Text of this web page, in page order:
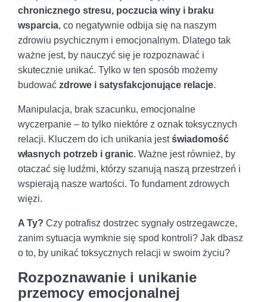
chronicznego stresu, poczucia winy i braku
wsparcia, co negatywnie odbija się na naszym
zdrowiu psychicznym i emocjonalnym. Dlatego tak
ważne jest, by nauczyć się je rozpoznawać i
skutecznie unikać. Tylko w ten sposób możemy
budować zdrowe i satysfakcjonujące relacje.
Manipulacja, brak szacunku, emocjonalne
wyczerpanie – to tylko niektóre z oznak toksycznych
relacji. Kluczem do ich unikania jestświadomość
własnych potrzeb i granic. Ważne jest również, by
otaczać się ludźmi, którzy szanują naszą przestrzeń i
wspierają nasze wartości. To fundament zdrowych
więzi.
A Ty? Czy potrafisz dostrzec sygnały ostrzegawcze,
zanim sytuacja wymknie się spod kontroli? Jak dbasz
o to, by unikać toksycznych relacji w swoim życiu?
Rozpoznawanie i unikanie
przemocy emocjonalnej